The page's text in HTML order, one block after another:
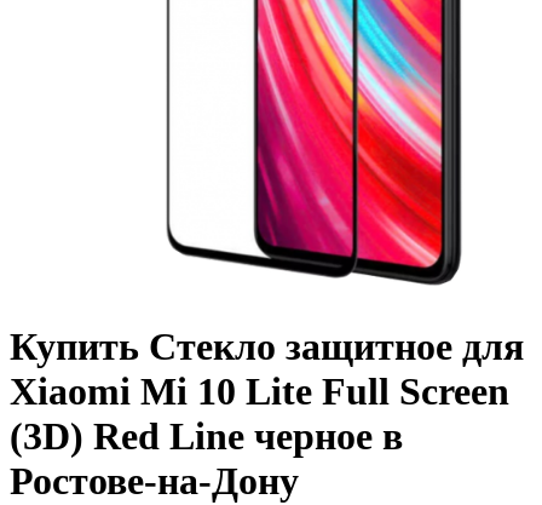
Купить Стекло защитное для
Xiaomi Mi 10 Lite Full Screen
(3D) Red Line черное в
Ростове-на-Дону